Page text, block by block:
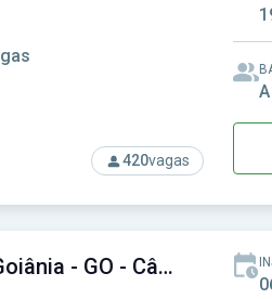
420vagas
Câmara de Goiânia - GO - Câmara Municipal de Goiânia - GO